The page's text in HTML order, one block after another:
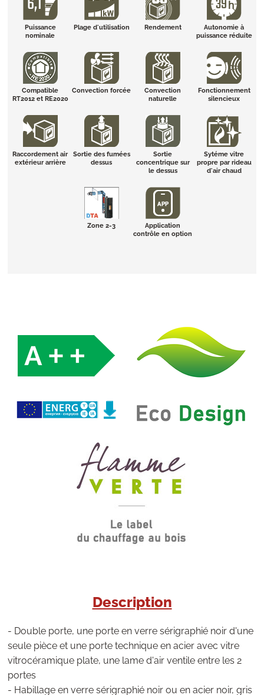
Puissance
nominale
Plage d'utilisation Rendement
Autonomie à
puissance réduite
Compatible
RT2012 et RE2020
Convection forcée
Convection
naturelle
Fonctionnement
silencieux
Raccordement air
extérieur arrière
Sortie des fumées
dessus
Sortie
concentrique sur
le dessus
Sytéme vitre
propre par rideau
d'air chaud
Zone 2-3
Application
contrôle en option
Description
- Double porte, une porte en verre sérigraphié noir d'une
seule pièce et une porte technique en acier avec vitre
vitrocéramique plate, une lame d'air ventile entre les 2
portes
- Habillage en verre sérigraphié noir ou en acier noir, gris